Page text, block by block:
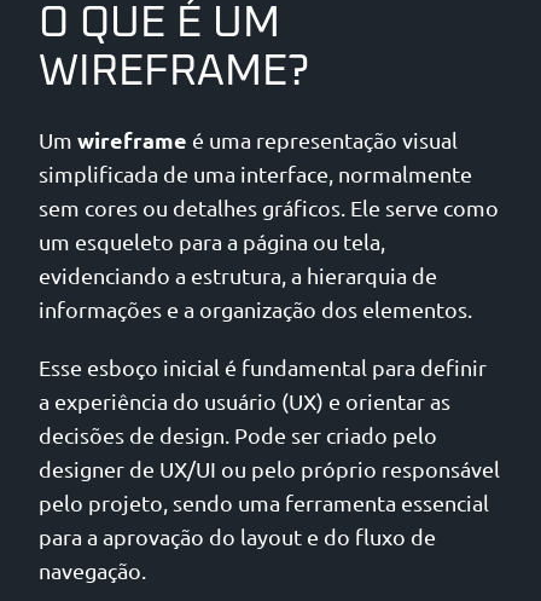
O QUE É UM
WIREFRAME?
Um wireframe é uma representação visual
simplificada de uma interface, normalmente
sem cores ou detalhes gráficos. Ele serve como
um esqueleto para a página ou tela,
evidenciando a estrutura, a hierarquia de
informações e a organização dos elementos.
Esse esboço inicial é fundamental para definir
a experiência do usuário (UX) e orientar as
decisões de design. Pode ser criado pelo
designer de UX/UI ou pelo próprio responsável
pelo projeto, sendo uma ferramenta essencial
para a aprovação do layout e do fluxo de
navegação.